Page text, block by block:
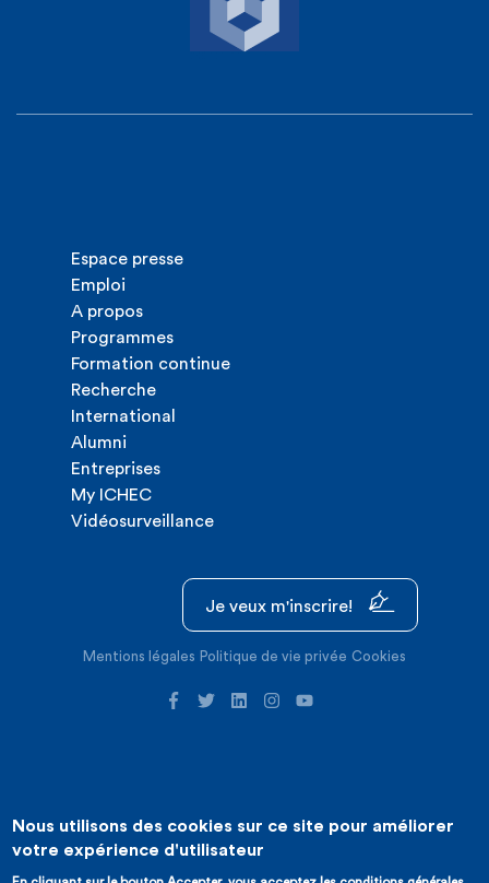
Espace presse
Emploi
A propos
Programmes
Formation continue
Recherche
International
Alumni
Entreprises
My ICHEC
Vidéosurveillance
Je veux m'inscrire!
Mentions légales Politique de vie privée Cookies
©2026 ICHEC |Création de site internet : Expansion
Nous utilisons des cookies sur ce site pour améliorer
votre expérience d'utilisateur